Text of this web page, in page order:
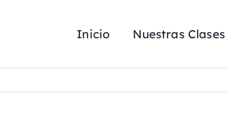
Inicio Nuestras Clases